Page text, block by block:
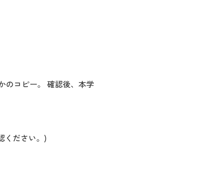
のコピー。 確認後、本学
ください。)